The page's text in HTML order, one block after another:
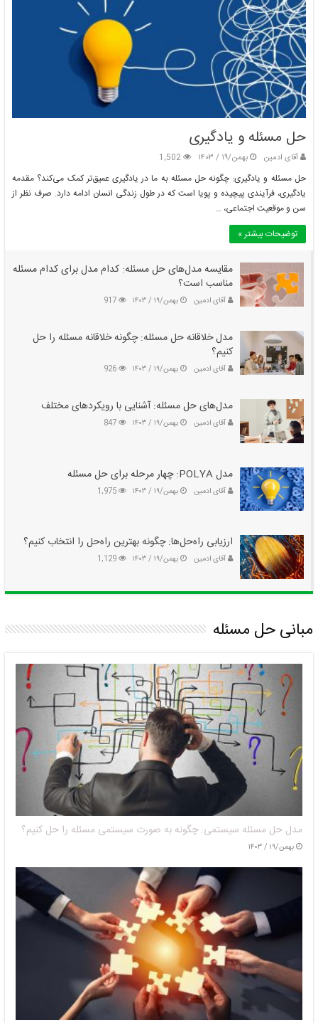
حل مسئله و یادگیری
آقای ادمین بهمن/۱۹ / ۱۴۰۳ 1,502
حل مسئله و یادگیری: چگونه حل مسئله به ما در یادگیری عمیق‌تر کمک می‌کند؟ مقدمه
یادگیری، فرآیندی پیچیده و پویا است که در طول زندگی انسان ادامه دارد. صرف نظر از
سن و موقعیت اجتماعی، …
توضیحات بیشتر »
مقایسه مدل‌های حل مسئله: کدام مدل برای کدام مسئله
مناسب است؟
آقای ادمین بهمن/۱۹ / ۱۴۰۳ 917
مدل خلاقانه حل مسئله: چگونه خلاقانه مسئله را حل
کنیم؟
آقای ادمین بهمن/۱۹ / ۱۴۰۳ 926
مدل‌های حل مسئله: آشنایی با رویکردهای مختلف
آقای ادمین بهمن/۱۹ / ۱۴۰۳ 847
مدل POLYA: چهار مرحله برای حل مسئله
آقای ادمین بهمن/۱۹ / ۱۴۰۳ 1,975
ارزیابی راه‌حل‌ها: چگونه بهترین راه‌حل را انتخاب کنیم؟
آقای ادمین بهمن/۱۹ / ۱۴۰۳ 1,129
مبانی حل مسئله
مدل حل مسئله سیستمی: چگونه به صورت سیستمی مسئله را حل کنیم؟
بهمن/۱۹ / ۱۴۰۳